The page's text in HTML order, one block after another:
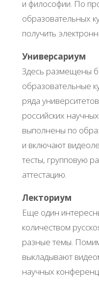
и философии. По
образовательных
получить
Универсариум
Здесь размещены
образовательные
ряда
российских
выполнены по
и включают
тесты, групповую
аттестацию.
Лекториум
Еще один
количеством
разные темы.
выкладывают
научных